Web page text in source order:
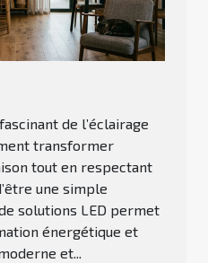
de l’éclairage
transformer
tout en respectant
une simple
solutions LED permet
énergétique et
et...